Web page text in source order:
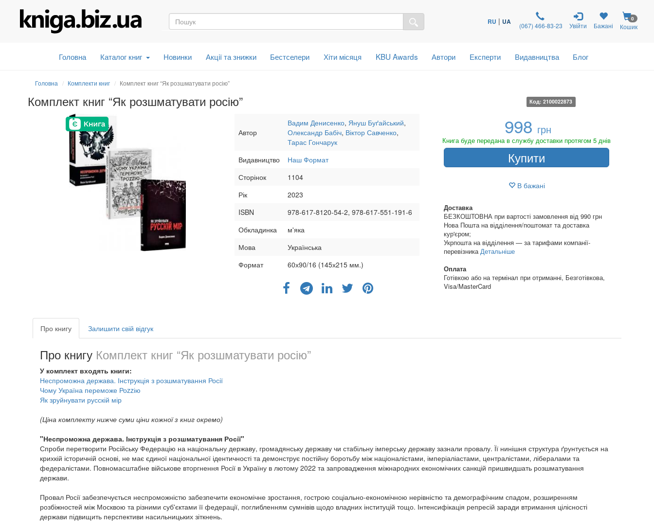
RU | UA (067) 466-83-23 Увійти Бажані
0
Кошик
Головна Каталог книг Новинки Акції та знижки Бестселери Хіти місяця KBU Awards Автори Експерти Видавництва Блог
Головна Комплекти книг Комплект книг “Як розшматувати росію”
Комплект книг “Як розшматувати росію” Код: 2100022873
998 грн
Книга буде передана в службу доставки протягом 5 днів
Купити
В бажані
Доставка
БЕЗКОШТОВНА при вартості замовлення від 990 грн
Нова Пошта на відділення/поштомат та доставка
кур'єром;
Укрпошта на відділення — за тарифами компанії-
перевізника Детальніше
Оплата
Готівкою або на термінал при отриманні, Безготівкова,
Visa/MasterCard
Автор
Вадим Денисенко, Януш Буґайський,
Олександр Бабіч, Віктор Савченко,
Тарас Гончарук
Видавництво
Наш Формат
Сторінок
1104
Рік
2023
ISBN
978-617-8120-54-2, 978-617-551-191-6
Обкладинка
м'яка
Мова
Українська
Формат
60х90/16 (145х215 мм.)
Про книгу Залишити свій відгук
Про книгу Комплект книг “Як розшматувати росію”
У комплект входять книги:
Неспроможна держава. Інструкція з розшматування Росії
Чому Україна переможе Роzzію
Як зруйнувати русскій мір
(Ціна комплекту нижче суми ціни кожної з книг окремо)
"Неспроможна держава. Інструкція з розшматування Росії"
Спроби перетворити Російську Федерацію на національну державу, громадянську державу чи стабільну імперську державу зазнали провалу. Її нинішня структура ґрунтується на
крихкій історичній основі, не має єдиної національної ідентичності та демонструє постійну боротьбу між націоналістами, імперіаліастами, централістами, лібералами та
федералістами. Повномасштабне військове вторгнення Росії в Україну в лютому 2022 та запровадження міжнародних економічних санкцій пришвидшать розшматування
держави.
Провал Росії забезпечується неспроможністю забезпечити економічне зростання, гострою соціально-економічною нерівністю та демографічним спадом, розширенням
розбіжностей між Москвою та різними суб'єктами її федерації, поглибленням сумнівів щодо владних інституцій тощо. Інтенсифікація репресій заради втримання цілісності
держави підвищить перспективи насильницьких зіткнень.